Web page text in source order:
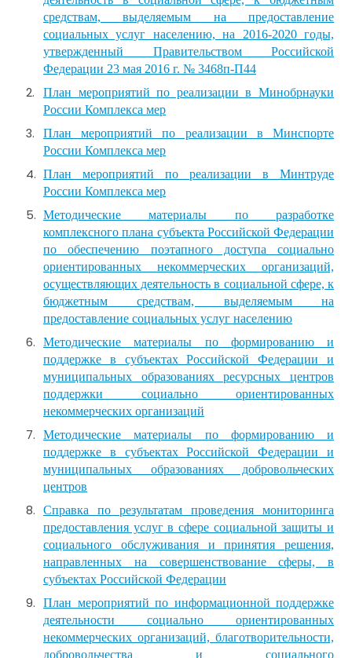
средствам, выделяемым на предоставление
социальных услуг населению, на 2016-2020 годы,
утвержденный Правительством Российской
Федерации 23 мая 2016 г. № 3468п-П44
План мероприятий по реализации в Минобрнауки
России Комплекса мер
План мероприятий по реализации в Минспорте
России Комплекса мер
План мероприятий по реализации в Минтруде
России Комплекса мер
Методические материалы по разработке
комплексного плана субъекта Российской Федерации
по обеспечению поэтапного доступа социально
ориентированных некоммерческих организаций,
осуществляющих деятельность в социальной сфере, к
бюджетным средствам, выделяемым на
предоставление социальных услуг населению
Методические материалы по формированию и
поддержке в субъектах Российской Федерации и
муниципальных образованиях ресурсных центров
поддержки социально ориентированных
некоммерческих организаций
Методические материалы по формированию и
поддержке в субъектах Российской Федерации и
муниципальных образованиях добровольческих
центров
Справка по результатам проведения мониторинга
предоставления услуг в сфере социальной защиты и
социального обслуживания и принятия решения,
направленных на совершенствование сферы, в
субъектах Российской Федерации
План мероприятий по информационной поддержке
деятельности социально ориентированных
некоммерческих организаций, благотворительности,
добровольчества и социального